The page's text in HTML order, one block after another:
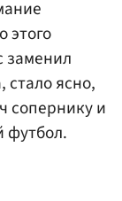
этого
заменил
ясно,
сопернику и
футбол.